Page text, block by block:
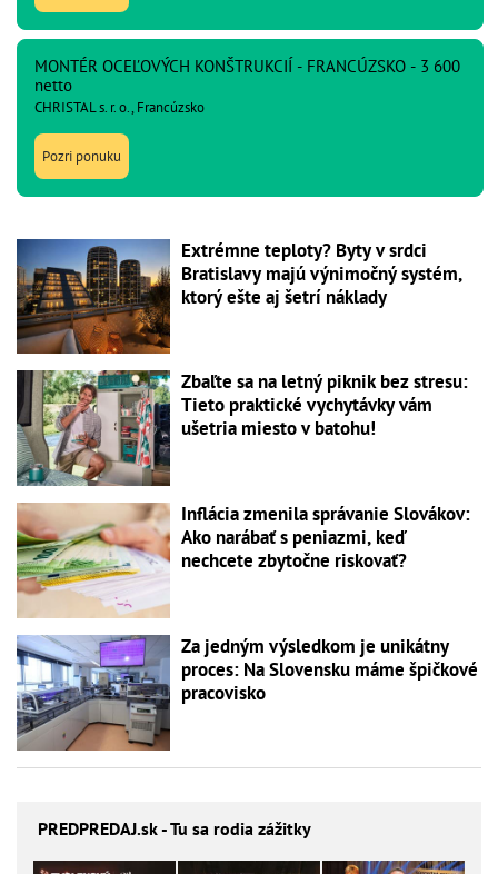
MONTÉR OCEĽOVÝCH KONŠTRUKCIÍ - FRANCÚZSKO - 3 600
netto
CHRISTAL s. r. o., Francúzsko
Pozri ponuku
Extrémne teploty? Byty v srdci
Bratislavy majú výnimočný systém,
ktorý ešte aj šetrí náklady
Zbaľte sa na letný piknik bez stresu:
Tieto praktické vychytávky vám
ušetria miesto v batohu!
Inflácia zmenila správanie Slovákov:
Ako narábať s peniazmi, keď
nechcete zbytočne riskovať?
Za jedným výsledkom je unikátny
proces: Na Slovensku máme špičkové
pracovisko
PREDPREDAJ.sk - Tu sa rodia zážitky